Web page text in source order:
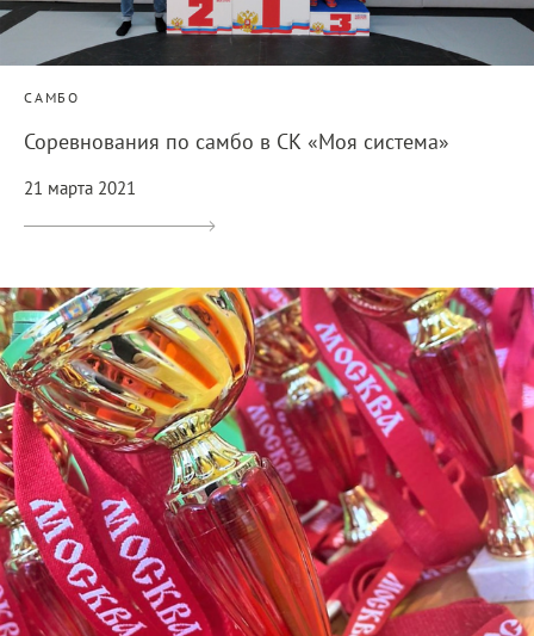
САМБО
Соревнования по самбо в СК «Моя система»
21 марта 2021